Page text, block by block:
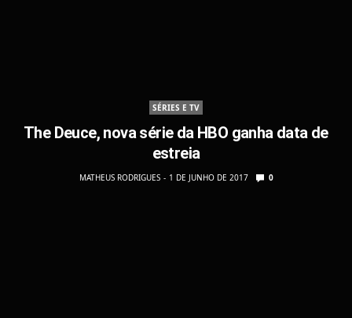
SÉRIES E TV
The Deuce, nova série da HBO ganha data de
estreia
MATHEUS RODRIGUES 1 DE JUNHO DE 2017 0